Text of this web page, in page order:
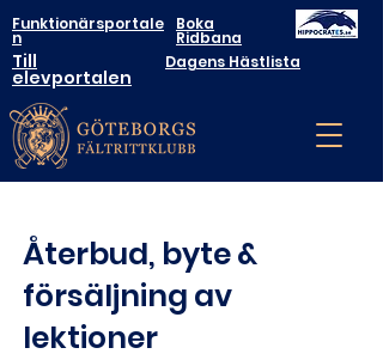
Funktionärsportale
n
Boka
Ridbana
Till
elevportalen
Dagens Hästlista
Återbud, byte &
försäljning av
lektioner